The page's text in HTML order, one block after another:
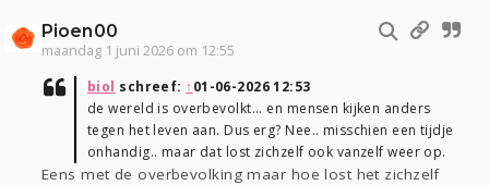
Pioen00
maandag 1 juni 2026 om 12:55
biol schreef: ↑01-06-2026 12:53
de wereld is overbevolkt... en mensen kijken anders
tegen het leven aan. Dus erg? Nee.. misschien een tijdje
onhandig.. maar dat lost zichzelf ook vanzelf weer op.
Eens met de overbevolking maar hoe lost het zichzelf